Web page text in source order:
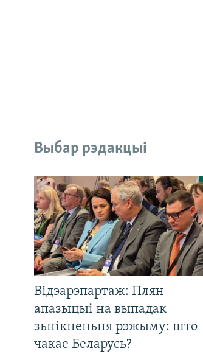
Выбар рэдакцыі
Відэарэпартаж: Плян
апазыцыі на выпадак
зьнікненьня рэжыму: што
чакае Беларусь?